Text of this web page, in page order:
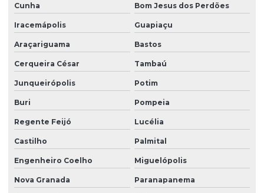
Serviço de portaria e zeladoria
Serviço de terceirização de limpeza
Serviço terceirizado de limpeza
Serviço de zelador condomínio
Serviço de zelador terceirizado
Serviços de facilities
Serviços de portaria e limpeza
Serviços de portaria e recepção
Cunha Bom Jesus dos Perdões
Iracemápolis Guapiaçu
Araçariguama Bastos
Cerqueira César Tambaú
Junqueirópolis Potim
Buri Pompeia
Regente Feijó Lucélia
Castilho Palmital
Engenheiro Coelho Miguelópolis
Nova Granada Paranapanema